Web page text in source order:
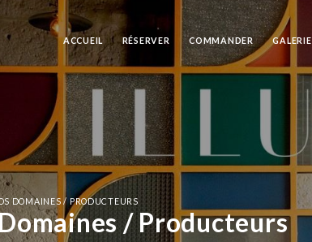
ACCUEIL RÉSERVER COMMANDER GALERIE
DOMAINES / PRODUCTEURS
/ Producteurs